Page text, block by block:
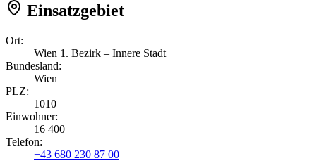
Einsatzgebiet
Ort:
Wien 1. Bezirk – Innere Stadt
Bundesland:
Wien
PLZ:
1010
Einwohner:
16 400
Telefon:
+43 680 230 87 00